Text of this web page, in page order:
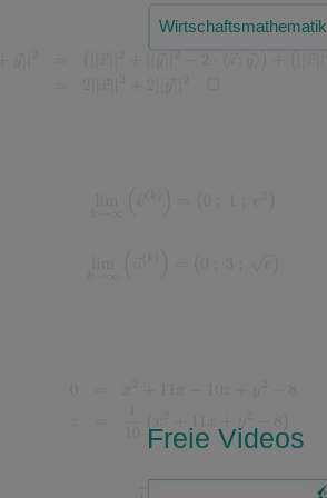
Wirtschaftsmathematik
Freie Videos